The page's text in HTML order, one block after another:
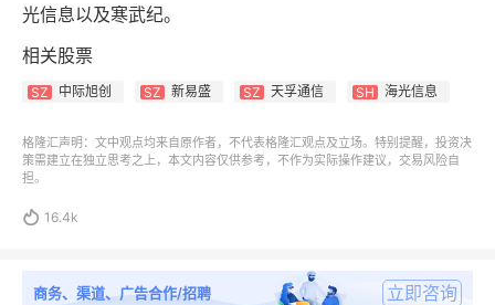
光信息以及寒武纪。
相关股票
SZ 中际旭创 SZ 新易盛 SZ 天孚通信 SH 海光信息
格隆汇声明：文中观点均来自原作者，不代表格隆汇观点及立场。特别提醒，投资决
策需建立在独立思考之上，本文内容仅供参考，不作为实际操作建议，交易风险自
担。
 16.4k
商务、渠道、广告合作/招聘 立即咨询